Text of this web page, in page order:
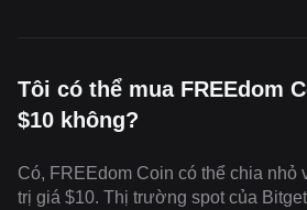
Tôi có thể mua FREEdom
$10 không?
Có, FREEdom Coin có thể chia nhỏ
trị giá $10. Thị trường spot của